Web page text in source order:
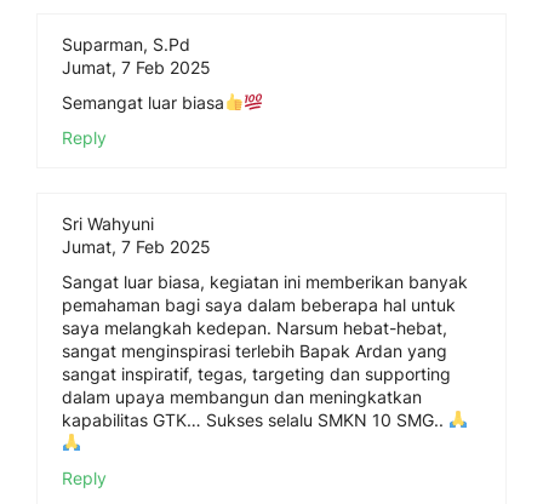
Suparman, S.Pd
Jumat, 7 Feb 2025
Semangat luar biasa
Reply
Sri Wahyuni
Jumat, 7 Feb 2025
Sangat luar biasa, kegiatan ini memberikan banyak
pemahaman bagi saya dalam beberapa hal untuk
saya melangkah kedepan. Narsum hebat-hebat,
sangat menginspirasi terlebih Bapak Ardan yang
sangat inspiratif, tegas, targeting dan supporting
dalam upaya membangun dan meningkatkan
kapabilitas GTK… Sukses selalu SMKN 10 SMG..
Reply